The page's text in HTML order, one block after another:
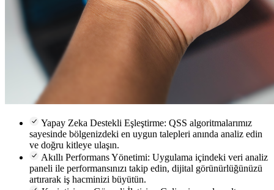
Yapay Zeka Destekli Eşleştirme: QSS algoritmalarımız
sayesinde bölgenizdeki en uygun talepleri anında analiz edin
ve doğru kitleye ulaşın.
Akıllı Performans Yönetimi: Uygulama içindeki veri analiz
paneli ile performansınızı takip edin, dijital görünürlüğünüzü
artırarak iş hacminizi büyütün.